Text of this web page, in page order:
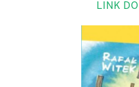
LINK